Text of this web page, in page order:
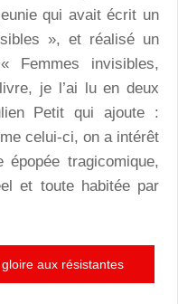
qui avait écrit un
», et réalisé un
Femmes invisibles,
je l’ai lu en deux
Petit qui ajoute :
celui-ci, on a intérêt
tragicomique,
et toute habitée par
aux résistantes